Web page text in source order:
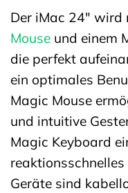
Der iMac 24″ wird
Mouse und einem
die perfekt
ein optimales
Magic Mouse
und intuitive
Magic Keyboard
Geräte sind